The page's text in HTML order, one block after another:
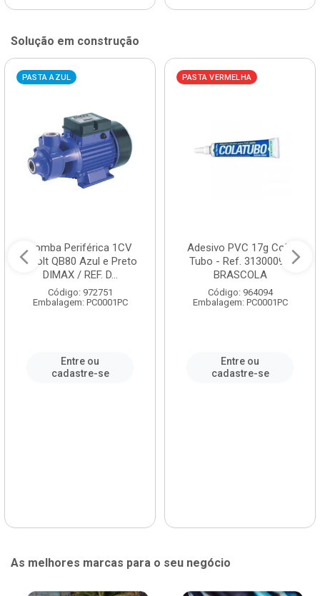
Solução em construção
PASTA AZUL
Bomba Periférica 1CV
Bivolt QB80 Azul e Preto
DIMAX / REF. D...
Código: 972751
Embalagem: PC0001PC
Entre ou
cadastre-se
PASTA VERMELHA
Adesivo PVC 17g Cola
Tubo - Ref. 3130009 -
BRASCOLA
Código: 964094
Embalagem: PC0001PC
Entre ou
cadastre-se
As melhores marcas para o seu negócio